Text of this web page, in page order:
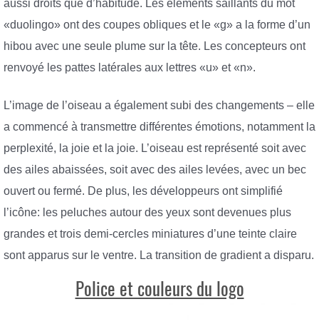
aussi droits que d’habitude. Les éléments saillants du mot
«duolingo» ont des coupes obliques et le «g» a la forme d’un
hibou avec une seule plume sur la tête. Les concepteurs ont
renvoyé les pattes latérales aux lettres «u» et «n».
L’image de l’oiseau a également subi des changements – elle
a commencé à transmettre différentes émotions, notamment la
perplexité, la joie et la joie. L’oiseau est représenté soit avec
des ailes abaissées, soit avec des ailes levées, avec un bec
ouvert ou fermé. De plus, les développeurs ont simplifié
l’icône: les peluches autour des yeux sont devenues plus
grandes et trois demi-cercles miniatures d’une teinte claire
sont apparus sur le ventre. La transition de gradient a disparu.
Police et couleurs du logo